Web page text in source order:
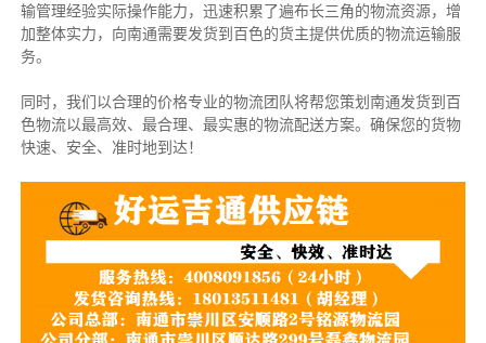
输管理经验实际操作能力，迅速积累了遍布长三角的物流资源，增
加整体实力，向南通需要发货到百色的货主提供优质的物流运输服
务。
同时，我们以合理的价格专业的物流团队将帮您策划南通发货到百
色物流以最高效、最合理、最实惠的物流配送方案。确保您的货物
快速、安全、准时地到达！